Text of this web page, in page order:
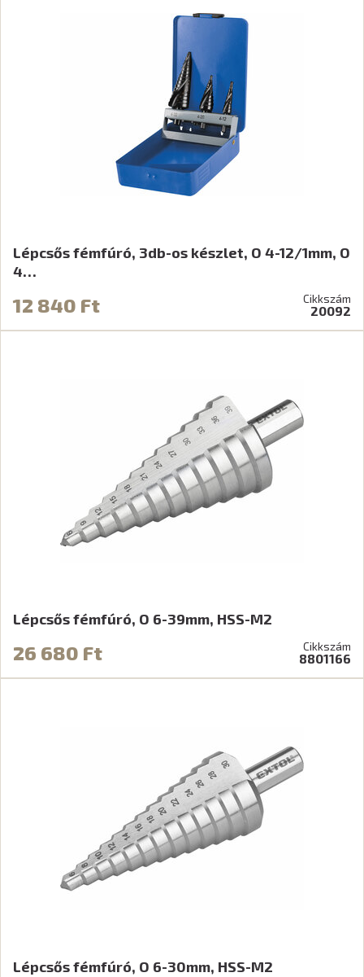
Lépcsős fémfúró, 3db-os készlet, O 4-12/1mm, O
4…
12 840 Ft Cikkszám
20092
Lépcsős fémfúró, O 6-39mm, HSS-M2
26 680 Ft Cikkszám
8801166
Lépcsős fémfúró, O 6-30mm, HSS-M2